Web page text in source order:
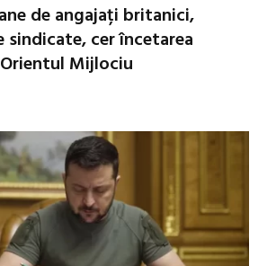
de angajați britanici,
cer încetarea
Mijlociu